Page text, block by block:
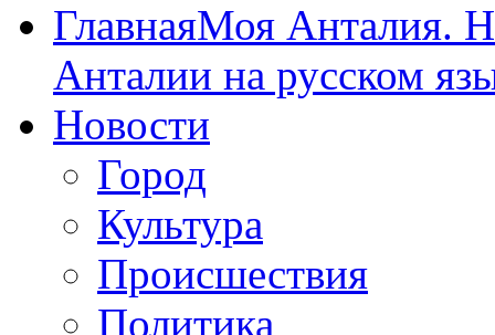
ГлавнаяМоя Анталия.
Анталии на русском
Новости
Город
Культура
Происшествия
Политика